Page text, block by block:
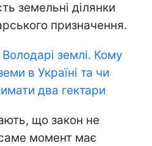
земельні ділянки
призначення.
Володарі землі. Кому
в Україні та чи
два гектари
що закон не
момент має